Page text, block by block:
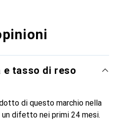
e tasso di reso
di questo marchio nella
difetto nei primi 24 mesi.